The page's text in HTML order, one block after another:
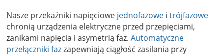
Nasze przekaźniki napięciowe jednofazowe i trójfazowe
chronią urządzenia elektryczne przed przepięciami,
zanikami napięcia i asymetrią faz. Automatyczne
przełączniki fazzapewniają ciągłość zasilania przy